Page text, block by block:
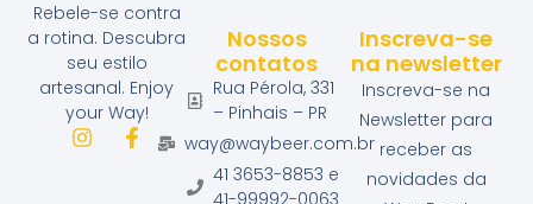
Way Beer Bergamota da Noite
Rebele-se contra
a rotina. Descubra
seu estilo
artesanal. Enjoy
your Way!
Nossos
contatos
Rua Pérola, 331
– Pinhais – PR
way@waybeer.com.br
41 3653-8853 e
41-99992-0063
Inscreva-se
na newsletter
Inscreva-se na
Newsletter para
receber as
novidades da